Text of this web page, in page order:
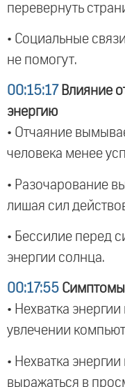
перевернуть
• Социальные
не помогут.
00:15:17 Влияние
энергию
• Отчаяние
человека менее
• Разочарование
лишая сил
• Бессилие перед
энергии солнца.
00:17:55 Симптомы
• Нехватка
увлечении
• Нехватка
выражаться в